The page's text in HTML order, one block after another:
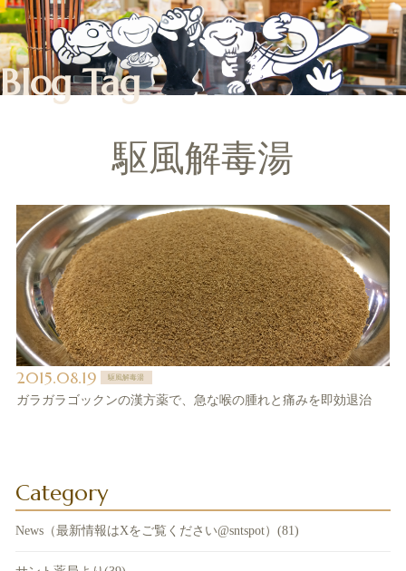
Blog Tag
駆風解毒湯
2015.08.19 駆風解毒湯
ガラガラゴックンの漢方薬で、急な喉の腫れと痛みを即効退治
Category
News（最新情報はXをご覧ください@sntspot）(81)